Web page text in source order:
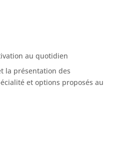
au quotidien
la présentation des
et options proposés au